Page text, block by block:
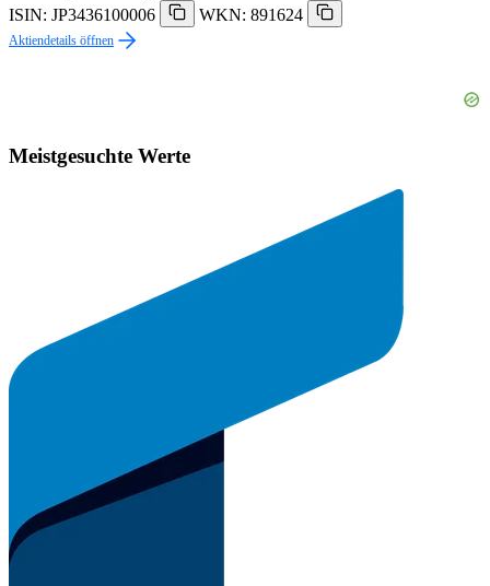
ISIN: JP3436100006
WKN: 891624
Aktiendetails öffnen
Meistgesuchte Werte